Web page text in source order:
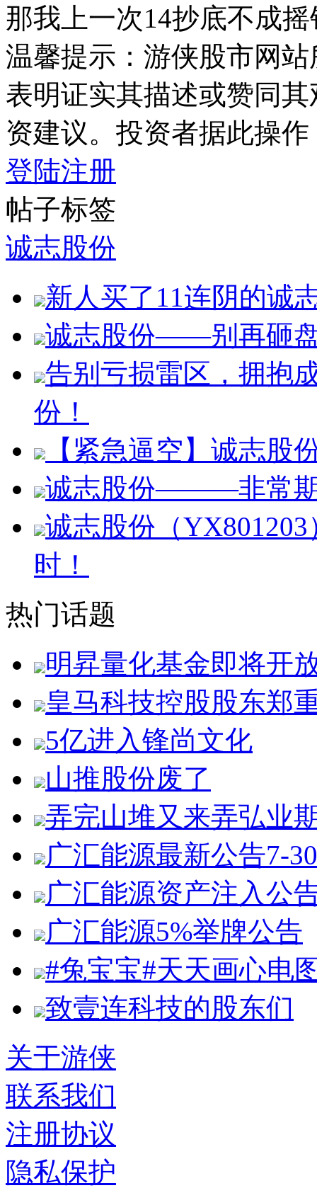
那我上一次14抄底不成
温馨提示：游侠股市网
表明证实其描述或赞同
资建议。投资者据此操
登陆注册
帖子标签
诚志股份
新人买了11连阴的诚
诚志股份——别再砸
告别亏损雷区，拥抱
份！
【紧急逼空】诚志股
诚志股份———非常期
诚志股份（
时！
热门话题
明昇量化基金即将开
皇马科技控股股东郑
5亿进入锋尚文化
山推股份废了
弄完山堆又来弄弘业
广汇能源最新公告7-30
广汇能源资产注入公
广汇能源5%举牌公告
#兔宝宝#天天画心电
致壹连科技的股东们
关于游侠
联系我们
注册协议
隐私保护